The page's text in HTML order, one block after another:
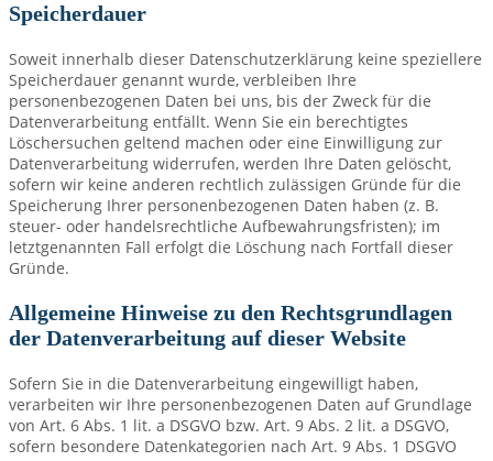
Speicherdauer
Soweit innerhalb dieser Datenschutzerklärung keine speziellere
Speicherdauer genannt wurde, verbleiben Ihre
personenbezogenen Daten bei uns, bis der Zweck für die
Datenverarbeitung entfällt. Wenn Sie ein berechtigtes
Löschersuchen geltend machen oder eine Einwilligung zur
Datenverarbeitung widerrufen, werden Ihre Daten gelöscht,
sofern wir keine anderen rechtlich zulässigen Gründe für die
Speicherung Ihrer personenbezogenen Daten haben (z. B.
steuer- oder handelsrechtliche Aufbewahrungsfristen); im
letztgenannten Fall erfolgt die Löschung nach Fortfall dieser
Gründe.
Allgemeine Hinweise zu den Rechtsgrundlagen
der Datenverarbeitung auf dieser Website
Sofern Sie in die Datenverarbeitung eingewilligt haben,
verarbeiten wir Ihre personenbezogenen Daten auf Grundlage
von Art. 6 Abs. 1 lit. a DSGVO bzw. Art. 9 Abs. 2 lit. a DSGVO,
sofern besondere Datenkategorien nach Art. 9 Abs. 1 DSGVO